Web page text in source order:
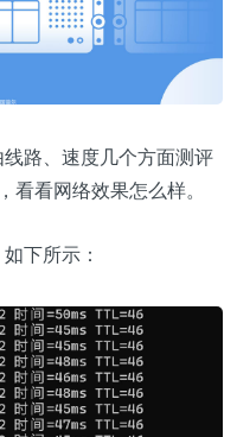
路、速度几个方面测评
看网络效果怎么样。
下所示：